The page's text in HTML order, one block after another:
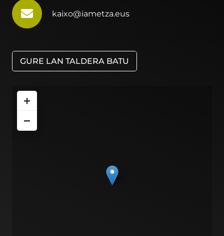
kaixo@iametza.eus
GURE LAN TALDERA BATU
+
−